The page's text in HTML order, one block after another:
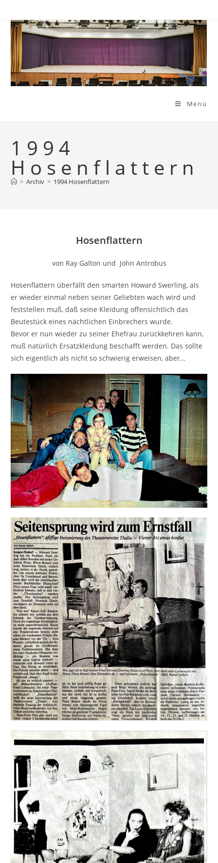
Inhalt
springen
Menü
1994
Hosenflattern
> Archiv > 1994 Hosenflattern
Hosenflattern
von Ray Galton und John Antrobus
Hosenflattern überfällt den smarten Howard Swerling, als
er wieder einmal neben seiner Geliebten wach wird und
feststellen muß, daß seine Kleidung offensichtlich das
Beutestück eines nächtlichen Einbrechers wurde.
Bevor er nun wieder zu seiner Ehefrau zurückkehren kann,
muß natürlich Ersatzkleidung beschafft werden. Das sollte
sich eigentlich als nicht so schwierig erweisen, aber…